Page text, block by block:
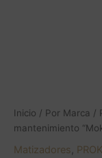
Inicio / Por Marca /
mantenimiento
Matizadores,